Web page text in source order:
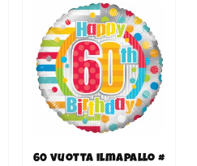
60 vuotta ilmapallo #